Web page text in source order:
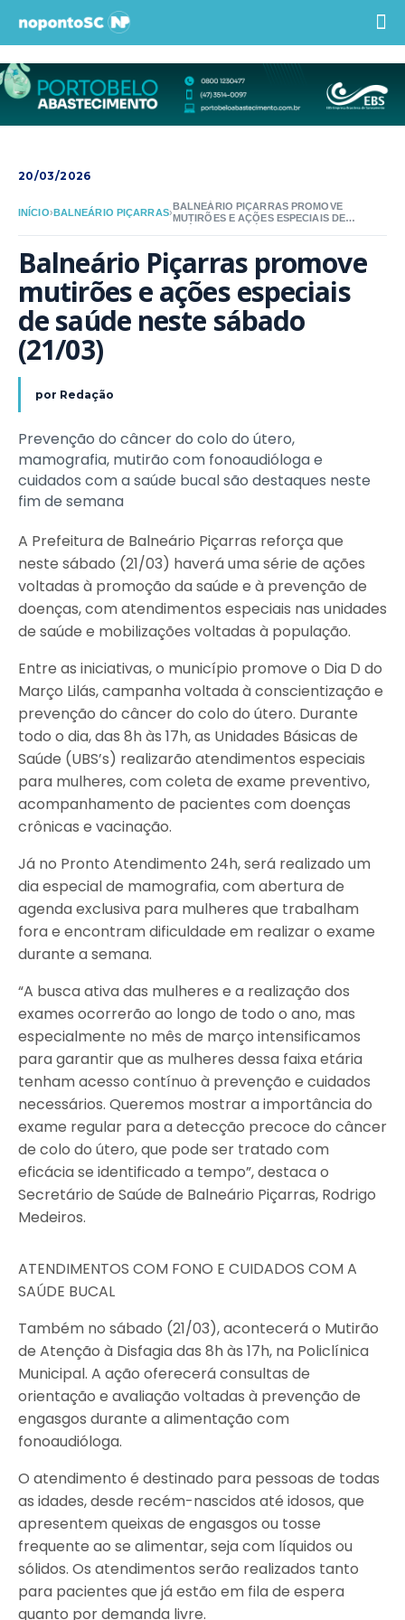
20/03/2026
INÍCIO›BALNEÁRIO PIÇARRAS›
BALNEÁRIO PIÇARRAS PROMOVE
MUTIRÕES E AÇÕES ESPECIAIS DE
Balneário Piçarras promove
mutirões e ações especiais
de saúde neste sábado
(21/03)
por Redação
Prevenção do câncer do colo do útero,
mamografia, mutirão com fonoaudióloga e
cuidados com a saúde bucal são destaques neste
fim de semana
A Prefeitura de Balneário Piçarras reforça que
neste sábado (21/03) haverá uma série de ações
voltadas à promoção da saúde e à prevenção de
doenças, com atendimentos especiais nas unidades
de saúde e mobilizações voltadas à população.
Entre as iniciativas, o município promove o Dia D do
Março Lilás, campanha voltada à conscientização e
prevenção do câncer do colo do útero. Durante
todo o dia, das 8h às 17h, as Unidades Básicas de
Saúde (UBS’s) realizarão atendimentos especiais
para mulheres, com coleta de exame preventivo,
acompanhamento de pacientes com doenças
crônicas e vacinação.
Já no Pronto Atendimento 24h, será realizado um
dia especial de mamografia, com abertura de
agenda exclusiva para mulheres que trabalham
fora e encontram dificuldade em realizar o exame
durante a semana.
“A busca ativa das mulheres e a realização dos
exames ocorrerão ao longo de todo o ano, mas
especialmente no mês de março intensificamos
para garantir que as mulheres dessa faixa etária
tenham acesso contínuo à prevenção e cuidados
necessários. Queremos mostrar a importância do
exame regular para a detecção precoce do câncer
de colo do útero, que pode ser tratado com
eficácia se identificado a tempo”, destaca o
Secretário de Saúde de Balneário Piçarras, Rodrigo
Medeiros.
ATENDIMENTOS COM FONO E CUIDADOS COM A
SAÚDE BUCAL
Também no sábado (21/03), acontecerá o Mutirão
de Atenção à Disfagia das 8h às 17h, na Policlínica
Municipal. A ação oferecerá consultas de
orientação e avaliação voltadas à prevenção de
engasgos durante a alimentação com
fonoaudióloga.
O atendimento é destinado para pessoas de todas
as idades, desde recém-nascidos até idosos, que
apresentem queixas de engasgos ou tosse
frequente ao se alimentar, seja com líquidos ou
sólidos. Os atendimentos serão realizados tanto
para pacientes que já estão em fila de espera
quanto por demanda livre.